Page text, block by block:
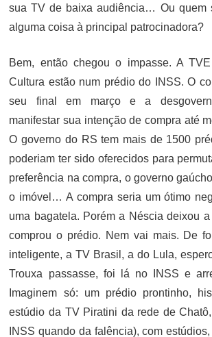
sua TV de baixa audiência… Ou quem
alguma coisa à principal patrocinadora?
Bem, então chegou o impasse. A
Cultura estão num prédio do INSS. O
seu final em março e a
manifestar sua intenção de compra até
O governo do RS tem mais de 1500
poderiam ter sido oferecidos para
preferência na compra, o governo
o imóvel… A compra seria um ótimo
uma bagatela. Porém a Néscia deixou
comprou o prédio. Nem vai mais. De
inteligente, a TV Brasil, a do Lula,
Trouxa passasse, foi lá no INSS e
Imaginem só: um prédio prontinho,
estúdio da TV Piratini da rede de
INSS quando da falência), com